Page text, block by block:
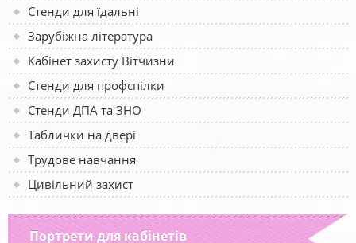
Стенди для їдальні
Зарубіжна література
Кабінет захисту Вітчизни
Стенди для профспілки
Стенди ДПА та ЗНО
Таблички на двері
Трудове навчання
Цивільний захист
Портрети для кабінетів